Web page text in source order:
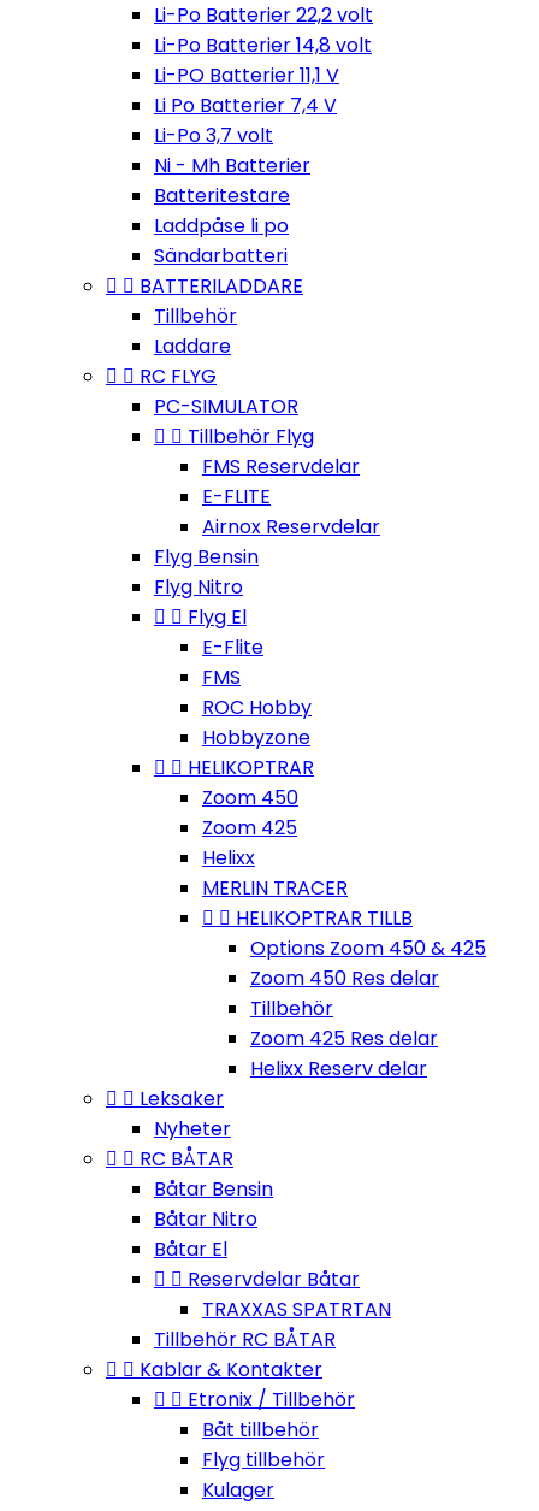
Li-Po Batterier 22,2 volt
Li-Po Batterier 14,8 volt
Li-PO Batterier 11,1 V
Li Po Batterier 7,4 V
Li-Po 3,7 volt
Ni - Mh Batterier
Batteritestare
Laddpåse li po
Sändarbatteri
  BATTERILADDARE
Tillbehör
Laddare
  RC FLYG
PC-SIMULATOR
  Tillbehör Flyg
FMS Reservdelar
E-FLITE
Airnox Reservdelar
Flyg Bensin
Flyg Nitro
  Flyg El
E-Flite
FMS
ROC Hobby
Hobbyzone
  HELIKOPTRAR
Zoom 450
Zoom 425
Helixx
MERLIN TRACER
  HELIKOPTRAR TILLB
Options Zoom 450 & 425
Zoom 450 Res delar
Tillbehör
Zoom 425 Res delar
Helixx Reserv delar
  Leksaker
Nyheter
  RC BÅTAR
Båtar Bensin
Båtar Nitro
Båtar El
  Reservdelar Båtar
TRAXXAS SPATRTAN
Tillbehör RC BÅTAR
  Kablar & Kontakter
  Etronix / Tillbehör
Båt tillbehör
Flyg tillbehör
Kulager